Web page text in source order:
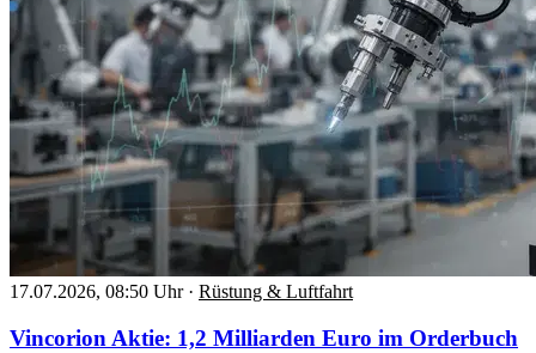
17.07.2026, 08:50 Uhr · Rüstung & Luftfahrt
Vincorion Aktie: 1,2 Milliarden Euro im Orderbuch